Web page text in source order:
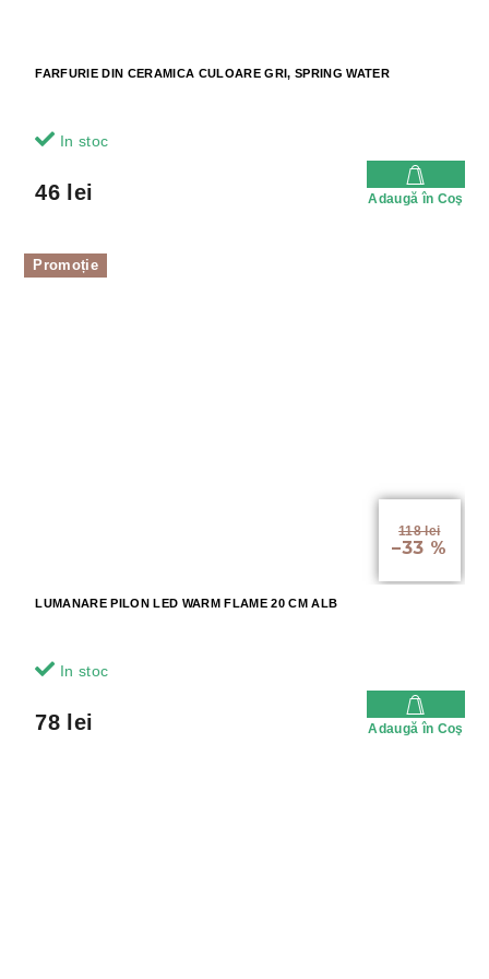
FARFURIE DIN CERAMICA CULOARE GRI, SPRING WATER
In stoc
46 lei Adaugă în Coş
Promoție
118 lei
–33 %
LUMANARE PILON LED WARM FLAME 20 CM ALB
In stoc
78 lei Adaugă în Coş